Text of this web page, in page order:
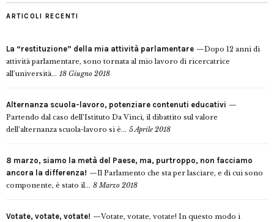
ARTICOLI RECENTI
La “restituzione” della mia attività parlamentare
Dopo 12 anni di
attività parlamentare, sono tornata al mio lavoro di ricercatrice
all’università... 18 Giugno 2018
Alternanza scuola-lavoro, potenziare contenuti educativi
Partendo dal caso dell’Istituto Da Vinci, il dibattito sul valore
dell’alternanza scuola-lavoro si è... 5 Aprile 2018
8 marzo, siamo la metà del Paese, ma, purtroppo, non facciamo
ancora la differenza!
Il Parlamento che sta per lasciare, e di cui sono
componente, è stato il... 8 Marzo 2018
Votate, votate, votate!
Votate, votate, votate! In questo modo i